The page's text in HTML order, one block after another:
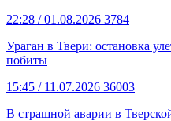
22:28 / 01.08.2026 3784
Ураган в Твери: остановка
побиты
15:45 / 11.07.2026 36003
В страшной аварии в